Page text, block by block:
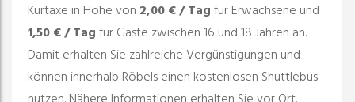
Kurtaxe in Höhe von 2,00 € / Tagfür Erwachsene und
1,50 € / Tagfür Gäste zwischen 16 und 18 Jahren an.
Damit erhalten Sie zahlreiche Vergünstigungen und
können innerhalb Röbels einen kostenlosen Shuttlebus